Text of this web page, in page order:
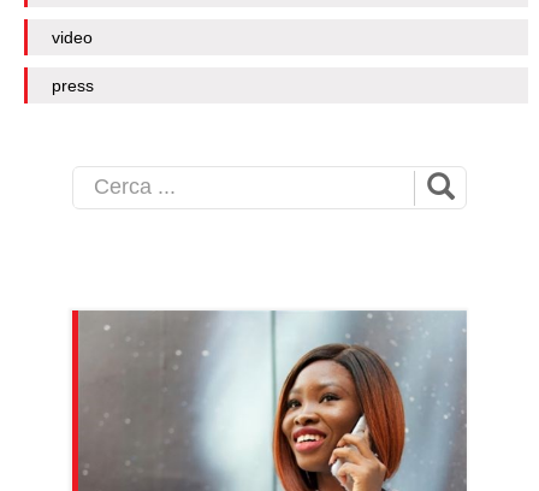
video
press